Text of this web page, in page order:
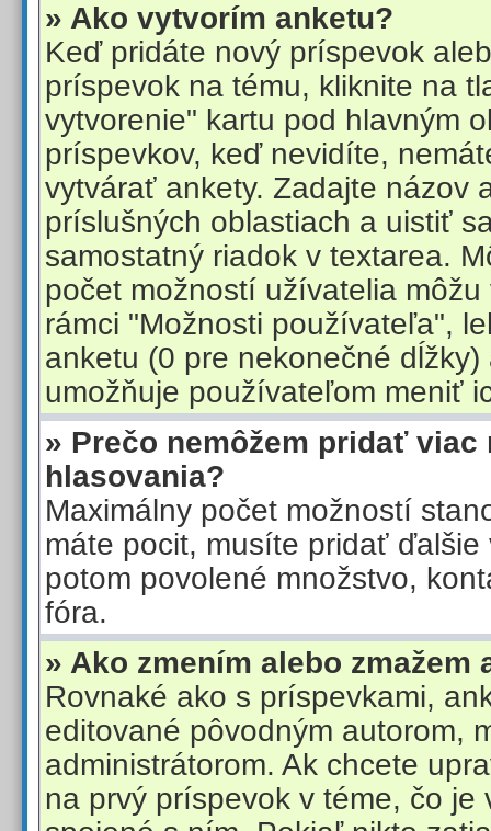
» Ako vytvorím anketu?
Keď pridáte nový príspevok
príspevok na tému, kliknite na
vytvorenie" kartu pod hlavným
príspevkov, keď nevidíte,
vytvárať ankety. Zadajte názov
príslušných oblastiach a uistiť
samostatný riadok v textarea.
počet možností užívatelia
rámci "Možnosti používateľa",
anketu (0 pre nekonečné
umožňuje používateľom meniť
» Prečo nemôžem pridať viac
hlasovania?
Maximálny počet možností
máte pocit, musíte pridať
potom povolené množstvo,
fóra.
» Ako zmením alebo zmažem
Rovnaké ako s príspevkami,
editované pôvodným autorom,
administrátorom. Ak chcete
na prvý príspevok v téme, čo je